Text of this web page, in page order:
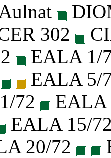
302
EALA 1/
EALA 5/
72
EALA
EALA 15/
20/72